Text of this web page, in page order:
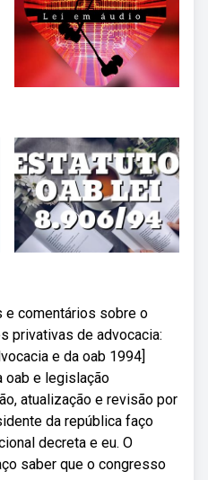
e comentários sobre o
privativas de advocacia:
e da oab 1994]
oab e legislação
atualização e revisão por
da república faço
decreta e eu. O
saber que o congresso